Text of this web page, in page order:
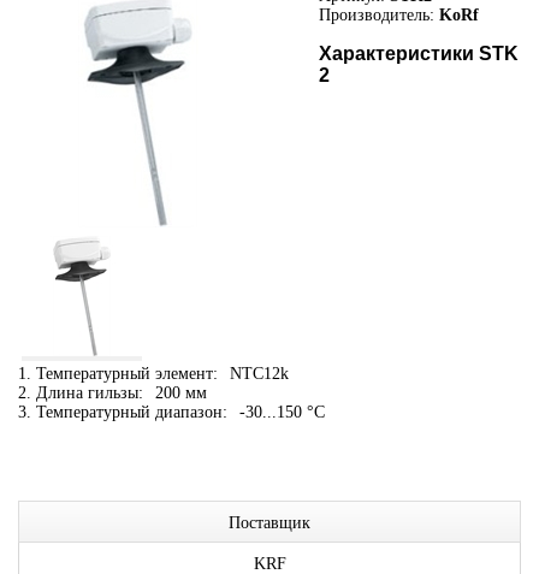
Производитель: KoRf
Характеристики STK
2
1. Температурный элемент:
NTC12k
2. Длина гильзы:
200 мм
3. Температурный диапазон:
-30...150 °C
Поставщик
KRF